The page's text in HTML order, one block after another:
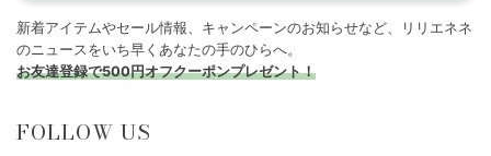
新着アイテムやセール情報、キャンペーンのお知らせなど、リリエネネ
のニュースをいち早くあなたの手のひらへ。
お友達登録で500円オフクーポンプレゼント！
FOLLOW US